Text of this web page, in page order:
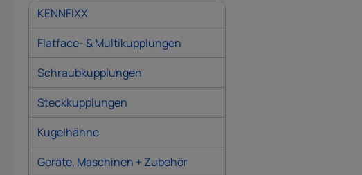
KENNFIXX
Flatface- & Multikupplungen
Schraubkupplungen
Steckkupplungen
Kugelhähne
Geräte, Maschinen + Zubehör